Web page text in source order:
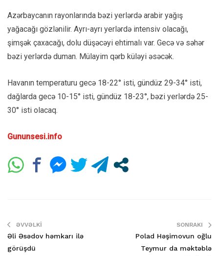
Azərbaycanın rayonlarında bəzi yerlərdə arabir yağış
yağacağı gözlənilir. Ayrı-ayrı yerlərdə intensiv olacağı,
şimşək çaxacağı, dolu düşəcəyi ehtimalı var. Gecə və səhər
bəzi yerlərdə duman. Mülayim qərb küləyi əsəcək.
Havanın temperaturu gecə 18-22° isti, gündüz 29-34° isti,
dağlarda gecə 10-15° isti, gündüz 18-23°, bəzi yerlərdə 25-
30° isti olacaq.
Gununsesi.info
ƏVVƏLKI
Əli Əsədov həmkarı ilə
görüşdü
SONRAKI
Polad Həşimovun oğlu
Teymur da məktəblə